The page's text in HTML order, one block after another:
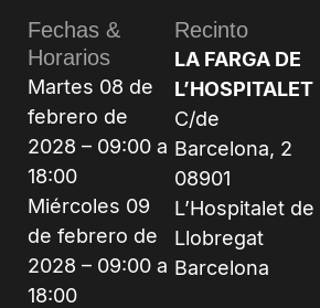
Fechas &
Horarios
Martes 08 de
febrero de
2028 – 09:00 a
18:00
Miércoles 09
de febrero de
2028 – 09:00 a
18:00
Recinto
LA FARGA DE
L’HOSPITALET
C/de
Barcelona, 2
08901
L’Hospitalet de
Llobregat
Barcelona